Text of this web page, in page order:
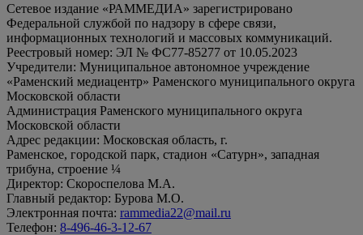
Сетевое издание «РАММЕДИА» зарегистрировано
Федеральной службой по надзору в сфере связи,
информационных технологий и массовых коммуникаций.
Реестровый номер: ЭЛ № ФС77-85277 от 10.05.2023
Учредители: Муниципальное автономное учреждение
«Раменский медиацентр» Раменского муниципального округа
Московской области
Администрация Раменского муниципального округа
Московской области
Адрес редакции: Московская область, г.
Раменское, городской парк, стадион «Сатурн», западная
трибуна, строение ¼
Директор: Скороспелова М.А.
Главный редактор: Бурова М.О.
Электронная почта: rammedia22@mail.ru
Телефон: 8-496-46-3-12-67